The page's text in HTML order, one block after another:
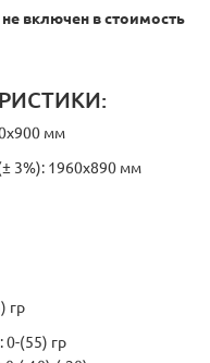
включен в стоимость
мм
3%): 1960х890 мм
гр
0-(55) гр